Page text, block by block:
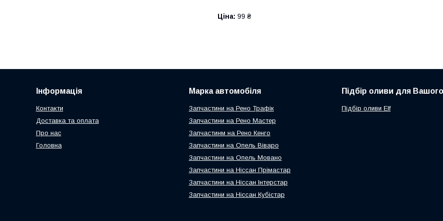
Ціна: 99 ₴
Інформація
Контакти
Доставка та оплата
Про нас
Головна
Марка автомобіля
Запчастини на Рено Трафік
Запчастини на Рено Мастер
Запчастинм на Рено Кенго
Запчастини на Опель Віваро
Запчастини на Опель Мовано
Запчастини на Ніссан Прімастар
Запчастини на Ніссан Інтерстар
Запчастини на Ніссан Кубістар
Підбір оливи для
Підбір оливи Elf